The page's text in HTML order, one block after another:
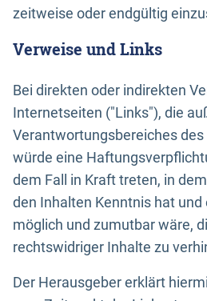
zeitweise oder endgültig
Verweise und Links
Bei direkten oder indirekten
Internetseiten ("Links"), die
Verantwortungsbereiches
würde eine
dem Fall in Kraft treten, in
den Inhalten Kenntnis hat
möglich und zumutbar wäre,
rechtswidriger Inhalte zu
Der Herausgeber erklärt